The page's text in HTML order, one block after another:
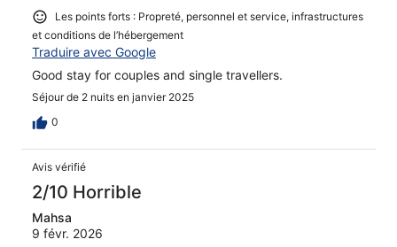
Les points forts : Propreté, personnel et service, infrastructures
et conditions de l’hébergement
Traduire avec Google
Good stay for couples and single travellers.
Séjour de 2 nuits en janvier 2025
0
Avis vérifié
2/10 Horrible
Mahsa
9 févr. 2026